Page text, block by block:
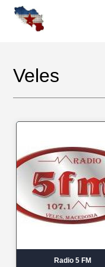
Veles
Radio 5 FM